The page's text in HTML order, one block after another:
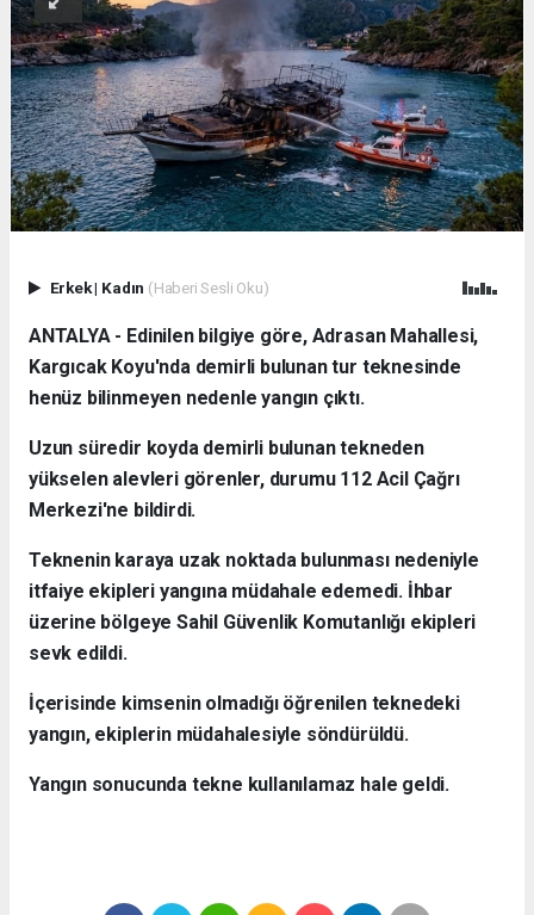
Erkek| Kadın (Haberi Sesli Oku)
ANTALYA - Edinilen bilgiye göre, Adrasan Mahallesi,
Kargıcak Koyu'nda demirli bulunan tur teknesinde
henüz bilinmeyen nedenle yangın çıktı.
Uzun süredir koyda demirli bulunan tekneden
yükselen alevleri görenler, durumu 112 Acil Çağrı
Merkezi'ne bildirdi.
Teknenin karaya uzak noktada bulunması nedeniyle
itfaiye ekipleri yangına müdahale edemedi. İhbar
üzerine bölgeye Sahil Güvenlik Komutanlığı ekipleri
sevk edildi.
İçerisinde kimsenin olmadığı öğrenilen teknedeki
yangın, ekiplerin müdahalesiyle söndürüldü.
Yangın sonucunda tekne kullanılamaz hale geldi.